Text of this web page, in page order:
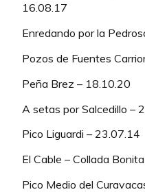
16.08.17
Enredando por la
Pozos de Fuentes
Peña Brez – 18.10.20
A setas por Salcedillo –
Pico Liguardi – 23.07.14
El Cable – Collada
Pico Medio del